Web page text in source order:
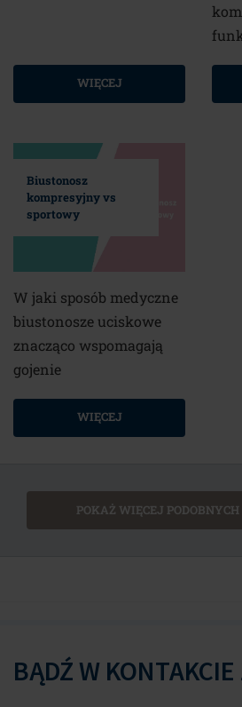
WIĘCEJ
Biustonosz
kompresyjny vs
sportowy
W jaki sposób medyczne
biustonosze uciskowe
znacząco wspomagają
gojenie
WIĘCEJ
POKAŻ WIĘCEJ
BĄDŹ W